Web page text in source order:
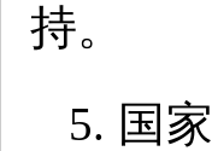
持。
5. 国